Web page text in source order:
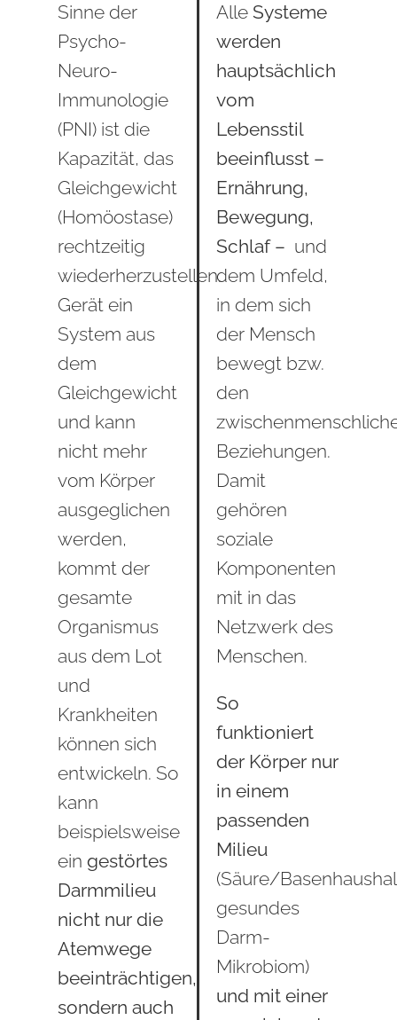
Sinne der
Psycho-
Neuro-
Immunologie
(PNI) ist die
Kapazität, das
Gleichgewicht
(Homöostase)
rechtzeitig
wiederherzustellen.
Gerät ein
System aus
dem
Gleichgewicht
und kann
nicht mehr
vom Körper
ausgeglichen
werden,
kommt der
gesamte
Organismus
aus dem Lot
und
Krankheiten
können sich
entwickeln. So
kann
beispielsweise
eingestörtes
Darmmilieu
nicht nur die
Atemwege
beeinträchtigen,
sondern auch
Alle Systeme
werden
hauptsächlich
vom
Lebensstil
beeinflusst –
Ernährung,
Bewegung,
Schlaf – und
dem Umfeld,
in dem sich
der Mensch
bewegt bzw.
den
Beziehungen.
Damit
gehören
soziale
Komponenten
mit in das
Netzwerk des
Menschen.
So
funktioniert
der Körper nur
in einem
passenden
Milieu
(Säure/
gesundes
Darm-
Mikrobiom)
und mit einer